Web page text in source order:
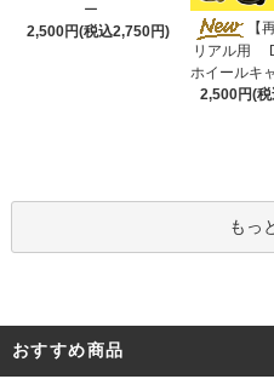
ー
2,500円(税込2,750円)
【
リアル用
ホイールキ
2,500円(
もっ
おすすめ商品